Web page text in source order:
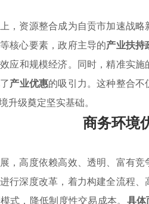
，资源整合成为自贡市加速战
核心要素，政府主导的产业扶持
效应和规模经济。同时，精准实施
产业优惠的吸引力。这种整合
升级奠定坚实基础。
商务环境
，高度依赖高效、透明、富有竞
行深度改革，着力构建全流程
式，降低制度性交易成本。 具体